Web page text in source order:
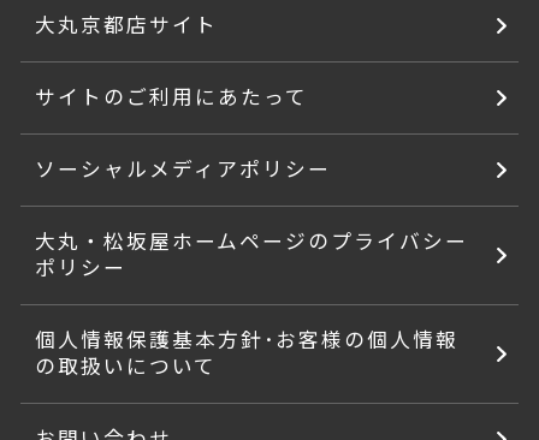
大丸京都店サイト
サイトのご利用にあたって
ソーシャルメディアポリシー
大丸・松坂屋ホームページのプライバシー
ポリシー
個人情報保護基本方針･お客様の個人情報
の取扱いについて